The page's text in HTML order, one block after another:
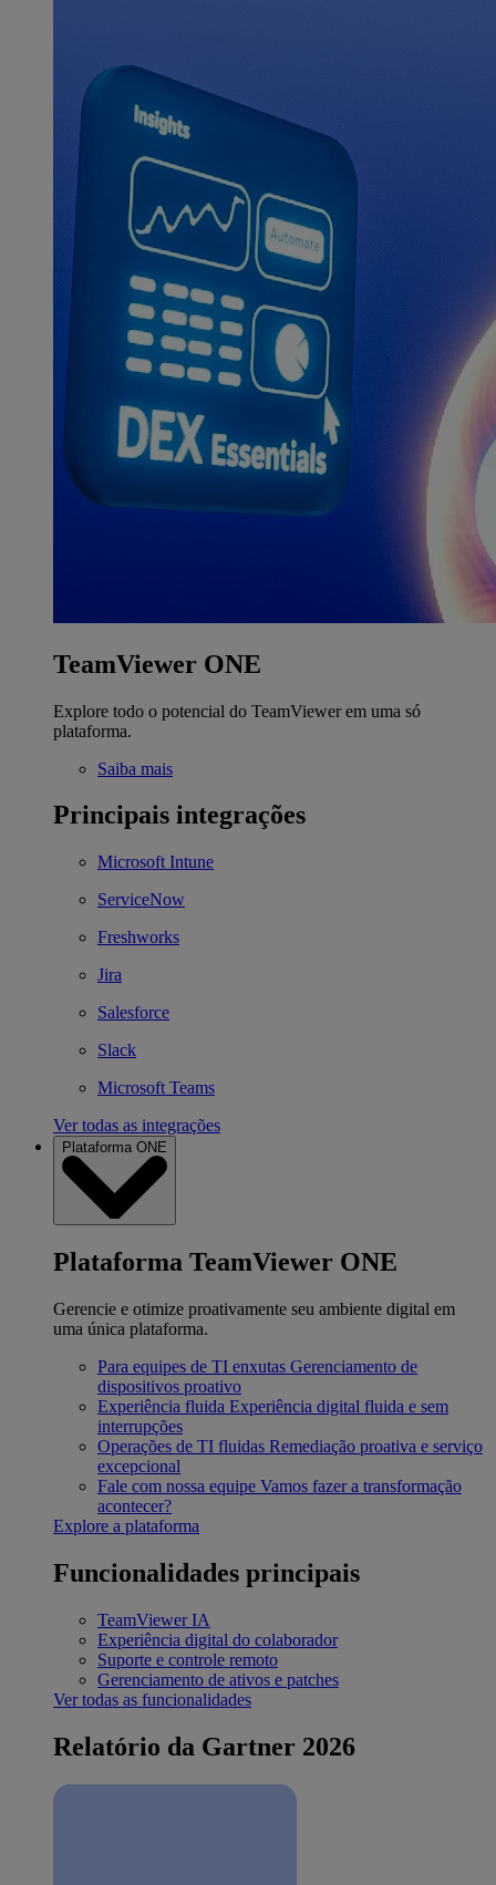
TeamViewer ONE
Explore todo o potencial do TeamViewer em uma só
plataforma.
Saiba mais
Principais integrações
Microsoft Intune
ServiceNow
Freshworks
Jira
Salesforce
Slack
Microsoft Teams
Ver todas as integrações
Plataforma ONE
Plataforma TeamViewer ONE
Gerencie e otimize proativamente seu ambiente digital em
uma única plataforma.
Para equipes de TI enxutas Gerenciamento de
dispositivos proativo
Experiência fluida Experiência digital fluida e sem
interrupções
Operações de TI fluidas Remediação proativa e serviço
excepcional
Fale com nossa equipe Vamos fazer a transformação
acontecer?
Explore a plataforma
Funcionalidades principais
TeamViewer IA
Experiência digital do colaborador
Suporte e controle remoto
Gerenciamento de ativos e patches
Ver todas as funcionalidades
Relatório da Gartner 2026